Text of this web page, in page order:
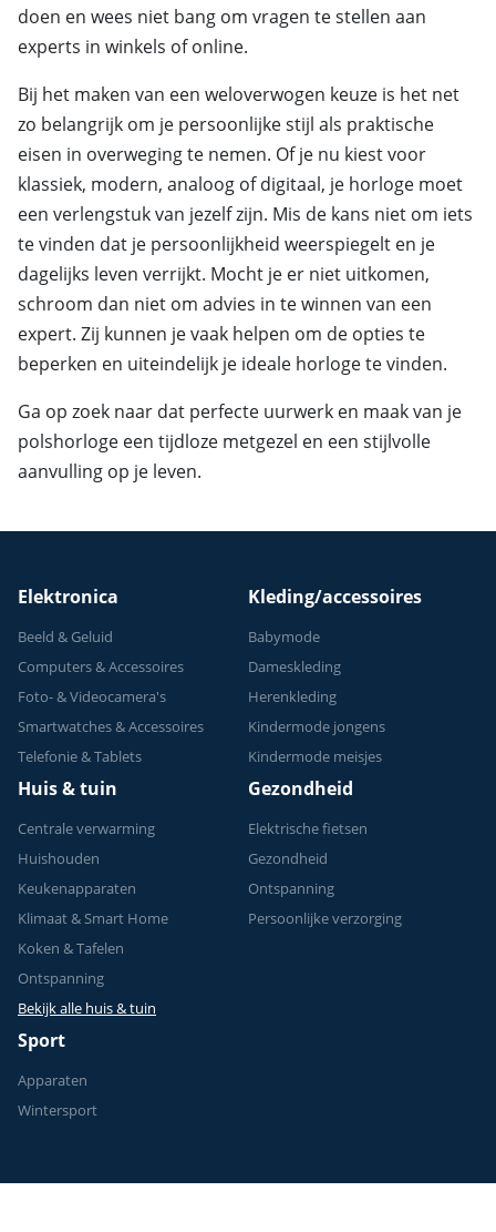
doen en wees niet bang om vragen te stellen aan
experts in winkels of online.
Bij het maken van een weloverwogen keuze is het net
zo belangrijk om je persoonlijke stijl als praktische
eisen in overweging te nemen. Of je nu kiest voor
klassiek, modern, analoog of digitaal, je horloge moet
een verlengstuk van jezelf zijn. Mis de kans niet om iets
te vinden dat je persoonlijkheid weerspiegelt en je
dagelijks leven verrijkt. Mocht je er niet uitkomen,
schroom dan niet om advies in te winnen van een
expert. Zij kunnen je vaak helpen om de opties te
beperken en uiteindelijk je ideale horloge te vinden.
Ga op zoek naar dat perfecte uurwerk en maak van je
polshorloge een tijdloze metgezel en een stijlvolle
aanvulling op je leven.
Elektronica
Beeld & Geluid
Computers & Accessoires
Foto- & Videocamera's
Smartwatches & Accessoires
Telefonie & Tablets
Kleding/accessoires
Babymode
Dameskleding
Herenkleding
Kindermode jongens
Kindermode meisjes
Huis & tuin
Centrale verwarming
Huishouden
Keukenapparaten
Klimaat & Smart Home
Koken & Tafelen
Ontspanning
Bekijk alle huis & tuin
Gezondheid
Elektrische fietsen
Gezondheid
Ontspanning
Persoonlijke verzorging
Sport
Apparaten
Wintersport